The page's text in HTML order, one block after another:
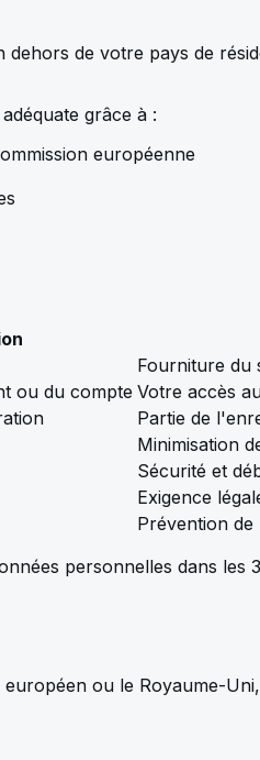
de votre pays de
grâce à :
européenne
Fourniture du
ou du compte Votre accès
Partie de
Minimisation
Sécurité et
Exigence
Prévention de
personnelles dans
ou le Royaume-